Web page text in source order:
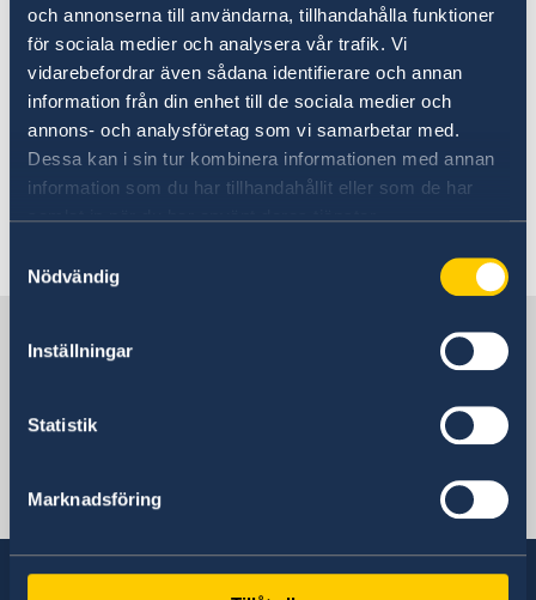
och annonserna till användarna, tillhandahålla funktioner
för sociala medier och analysera vår trafik. Vi
vidarebefordrar även sådana identifierare och annan
information från din enhet till de sociala medier och
annons- och analysföretag som vi samarbetar med.
Dessa kan i sin tur kombinera informationen med annan
information som du har tillhandahållit eller som de har
samlat in när du har använt deras tjänster.
Nödvändig
Inställningar
Statistik
Marknadsföring
Business and trade with Sweden
Trade with Sweden
Business Anti-Corruption Portal
Trade between Sweden and Cambodia
Going to Sweden
Working in Sweden
Study in Sweden
Visiting Sweden
Moving to someone in Sweden
Development and aid
How to receive your decision
and residence permit card
More information is available at
decision and residence permit card.
Sweden in Cambodia
Sweden's mission abroad Cambodia
Thailand, Bangkok